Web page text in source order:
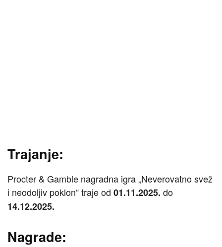
Trajanje:
Procter & Gamble nagradna igra „Neverovatno svež
i neodoljiv poklon“ traje od 01.11.2025. do
14.12.2025.
Nagrade: